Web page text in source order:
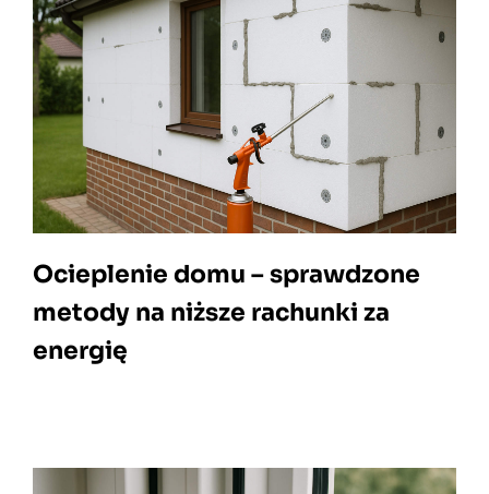
Ocieplenie domu – sprawdzone
metody na niższe rachunki za
energię